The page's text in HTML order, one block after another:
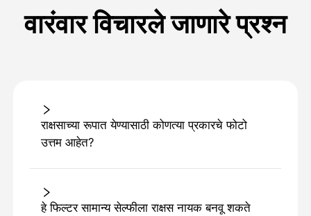
वारंवार विचारले जाणारे प्रश्न
राक्षसाच्या रूपात येण्यासाठी कोणत्या प्रकारचे फोटो
उत्तम आहेत?
हे फिल्टर सामान्य सेल्फीला राक्षस नायक बनवू शकते